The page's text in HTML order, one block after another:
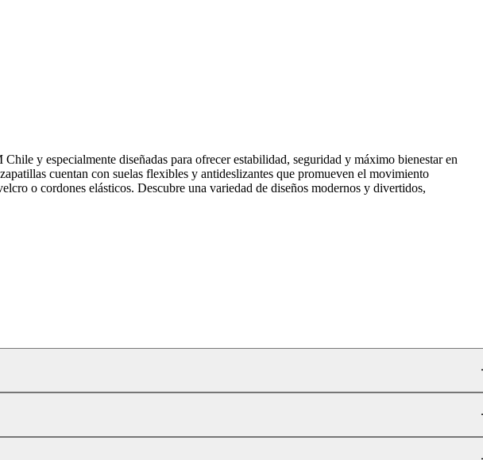
y especialmente diseñadas para ofrecer estabilidad, seguridad y máximo bienestar en
cuentan con suelas flexibles y antideslizantes que promueven el movimiento
o cordones elásticos. Descubre una variedad de diseños modernos y divertidos,